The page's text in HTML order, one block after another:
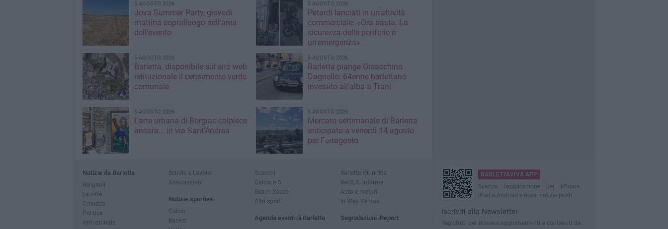
5 AGOSTO 2026
Jova Summer Party, giovedì
mattina sopralluogo nell'area
dell'evento
5 AGOSTO 2026
Petardi lanciati in un'attività
commerciale: «Ora basta. La
sicurezza delle periferie è
un'emergenza»
5 AGOSTO 2026
Barletta, disponibile sul sito web
istituzionale il censimento verde
comunale
5 AGOSTO 2026
Barletta piange Gioacchino
Dagnello: 64enne barlettano
investito all'alba a Trani
5 AGOSTO 2026
L'arte urbana di Borgiac colpisce
ancora... in via Sant'Andrea
5 AGOSTO 2026
Mercato settimanale di Barletta
anticipato a venerdì 14 agosto
per Ferragosto
Notizie da Barletta
Religioni
La città
Cronaca
Politica
Istituzionale
Scuola e Lavoro
Associazioni
Notizie sportive
Calcio
Basket
Scacchi
Calcio a 5
Beach Soccer
Altri sport
Agenda eventi di Barletta
Barletta Giuridica
Bar.S.A. informa
Auto e motori
In Web Veritas
Segnalazioni iReport
BARLETTAVIVA APP
Scarica l'applicazione per iPhone,
iPad e Android e ricevi notizie push
Iscriviti alla Newsletter
Registrati per ricevere aggiornamenti e contenuti da